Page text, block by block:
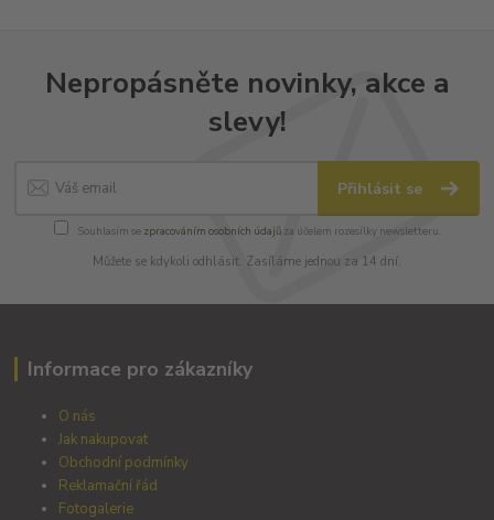
Nepropásněte novinky, akce a
slevy!
Přihlásit se
Souhlasím se zpracováním osobních údajůza účelem rozesílky newsletteru.
Můžete se kdykoli odhlásit. Zasíláme jednou za 14 dní.
Informace pro zákazníky
O nás
Jak nakupovat
Obchodní podmínky
Reklamační řád
Fotogalerie